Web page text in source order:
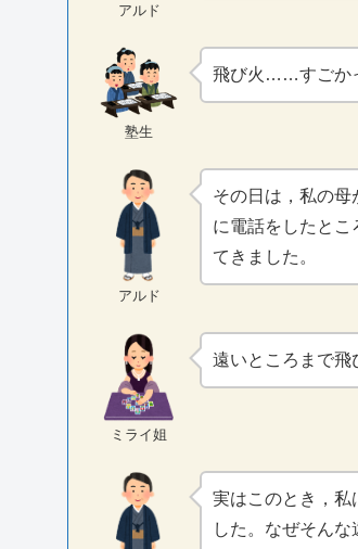
アルド
塾生
飛び火……すごか
アルド
その日は，私の
に電話をしたとこ
てきました。
ミライ姐
遠いところまで飛
実はこのとき，私
した。なぜそん